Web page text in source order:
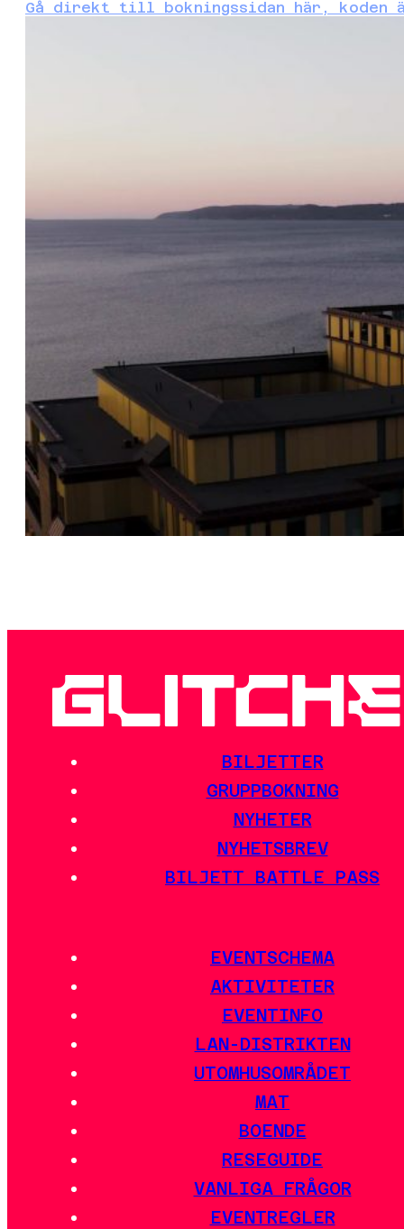
Gå direkt till bokningssidan här,
BILJETTER
GRUPPBOKNING
NYHETER
NYHETSBREV
BILJETT BATTLE PASS
EVENTSCHEMA
AKTIVITETER
EVENTINFO
LAN-DISTRIKTEN
UTOMHUSOMRÅDET
MAT
BOENDE
RESEGUIDE
VANLIGA FRÅGOR
EVENTREGLER